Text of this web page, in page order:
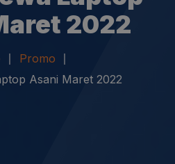
2022
Promo
Asani Maret 2022